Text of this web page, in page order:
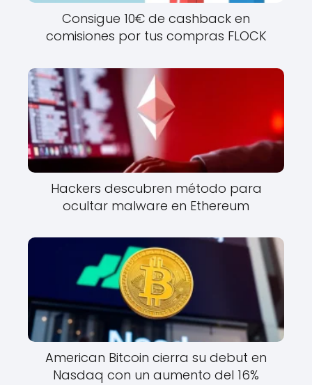
Consigue 10€ de cashback en
comisiones por tus compras FLOCK
Hackers descubren método para
ocultar malware en Ethereum
American Bitcoin cierra su debut en
Nasdaq con un aumento del 16%